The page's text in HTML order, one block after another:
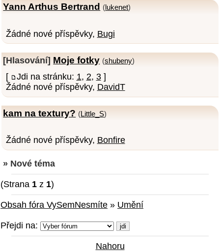
Yann Arthus Bertrand ( lukenet)
Žádné nové příspěvky, Bugi
[Hlasování] Moje fotky (shubeny)
[ Jdi na stránku: 1, 2, 3]
Žádné nové příspěvky, DavidT
kam na textury? (Little_S)
Žádné nové příspěvky, Bonfire
» Nové téma
(Strana 1 z 1)
Obsah fóra VySemNesmíte » Umění
Přejdi na:
Nahoru